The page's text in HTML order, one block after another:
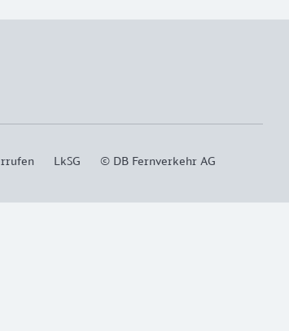
LkSG © DB Fernverkehr AG